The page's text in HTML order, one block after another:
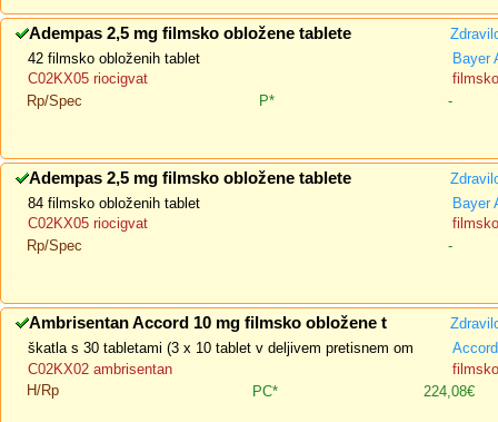
Adempas 2,5 mg filmsko obložene tablete
42 filmsko obloženih tablet
Bayer
C02KX05 riocigvat
Rp/Spec
P* -
Adempas 2,5 mg filmsko obložene tablete
84 filmsko obloženih tablet
Bayer
C02KX05 riocigvat
Rp/Spec
-
Ambrisentan Accord 10 mg filmsko obložene t
škatla s 30 tabletami (3 x 10 tablet v deljivem pretisnem om
C02KX02 ambrisentan
H/Rp
PC* 224,08€